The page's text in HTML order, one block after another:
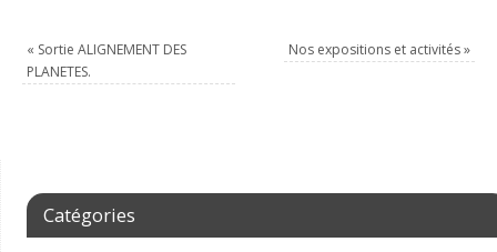
« Sortie ALIGNEMENT DES
PLANETES.
Nos expositions et activités»
Catégories